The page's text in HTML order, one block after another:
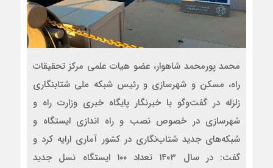
محمد پورمحمد شاهوار، عضو هیات علمی مرکز تحقیقات
راه، مسکن و شهرسازی و رئیس شبکه ملی شتابنگاری
زلزله در گفت‌وگو با خبرنگار پایگاه خبری وزارت راه و
شهرسازی در خصوص نصب و راه اندازی ایستگاه و
شبکه‌های جدید شتاب‌نگاری در کشور آماری ارایه کرد و
گفت: در سال ۱۴۰۳ تعداد ۱۰۰ ایستگاه نسل جدید